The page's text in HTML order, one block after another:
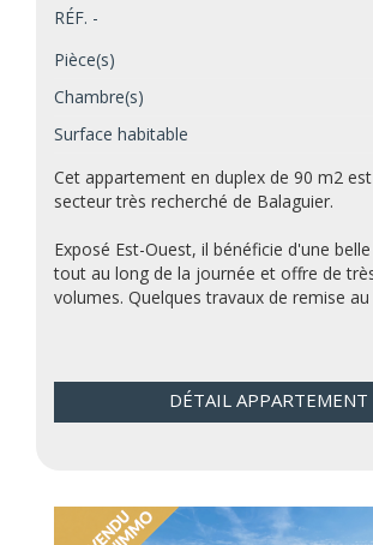
RÉF. -
Pièce(s)
Chambre(s)
Surface habitable
Cet appartement en duplex de 90 m2
secteur très recherché de Balaguier.
Exposé Est-Ouest, il bénéficie d'une
tout au long de la journée et offre de
volumes. Quelques travaux de remise au
DÉTAIL APPARTEMENT